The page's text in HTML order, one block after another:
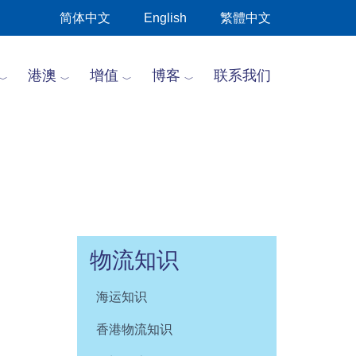
简体中文 English 繁體中文
港澳 增值 博客 联系我们
物流知识
海运知识
香港物流知识